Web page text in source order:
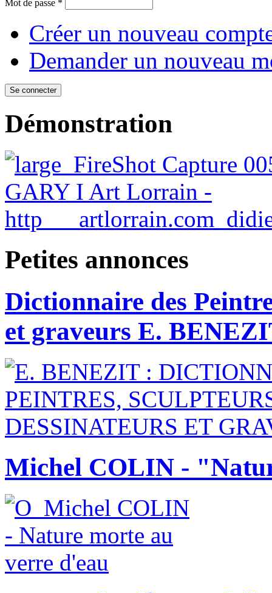
Mot de passe *
Créer un nouveau
Demander un nouveau
Démonstration
Petites annonces
Dictionnaire des
et graveurs E.
Michel COLIN -